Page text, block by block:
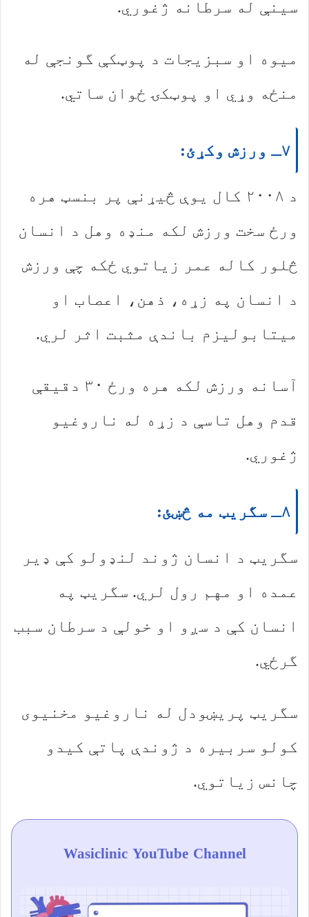
سینې له سرطانه ژغوري.
میوه او سبزیجات د پوټکې گونجې له
منځه وړي او پوټکۍ ځوان ساتي.
۷ـ ورزش وکړئ:
د ۲۰۰۸ کال یوې څیړنې پر بنسټ هره
ورځ سخت ورزش لکه منډه وهل د انسان
څلور کاله عمر زیاتوي ځکه چې ورزش
د انسان په زړه، ذهن، اعصاب او
میتابولیزم باندې مثبت اثر لري.
آسانه ورزش لکه هره ورځ ۳۰ دقیقې
قدم وهل تاسې د زړه له ناروغیو
ژغوري.
۸ـ سگریټ مه څښئ:
سگریټ د انسان ژوند لنډولو کې ډیر
عمده او مهم رول لري. سگریټ په
انسان کې د سږو او خولې د سرطان سبب
گرځي.
سگریټ پریښودل له ناروغیو مخنیوی
کولو سربیره د ژوندې پاتې کیدو
چانس زیاتوي.
Wasiclinic YouTube Channel